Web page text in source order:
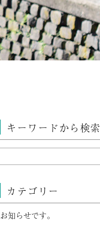
キーワードから検索
カテゴリー
お知らせです。